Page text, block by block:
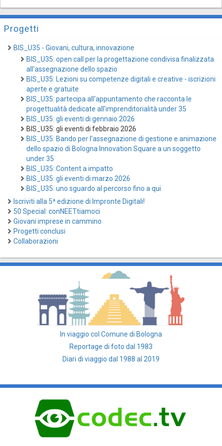
Progetti
BIS_U35 - Giovani, cultura, innovazione
BIS_U35: open call per la progettazione condivisa finalizzata
all'assegnazione dello spazio
BIS_U35: Lezioni su competenze digitali e creative - iscrizioni
aperte e gratuite
BIS_U35: partecipa all'appuntamento che racconta le
progettualità dedicate all’imprenditorialità under 35
BIS_U35: gli eventi di gennaio 2026
BIS_U35: gli eventi di febbraio 2026
BIS_U35: Bando per l’assegnazione di gestione e animazione
dello spazio di Bologna Innovation Square a un soggetto
under 35
BIS_U35: Content a impatto
BIS_U35: gli eventi di marzo 2026
BIS_U35: uno sguardo al percorso fino a qui
Iscriviti alla 5ª edizione di Impronte Digitali!
50 Special: conNEETtiamoci
Giovani imprese in cammino
Progetti conclusi
Collaborazioni
In viaggio col Comune di Bologna
Reportage di foto dal 1983
Diari di viaggio dal 1988 al 2019